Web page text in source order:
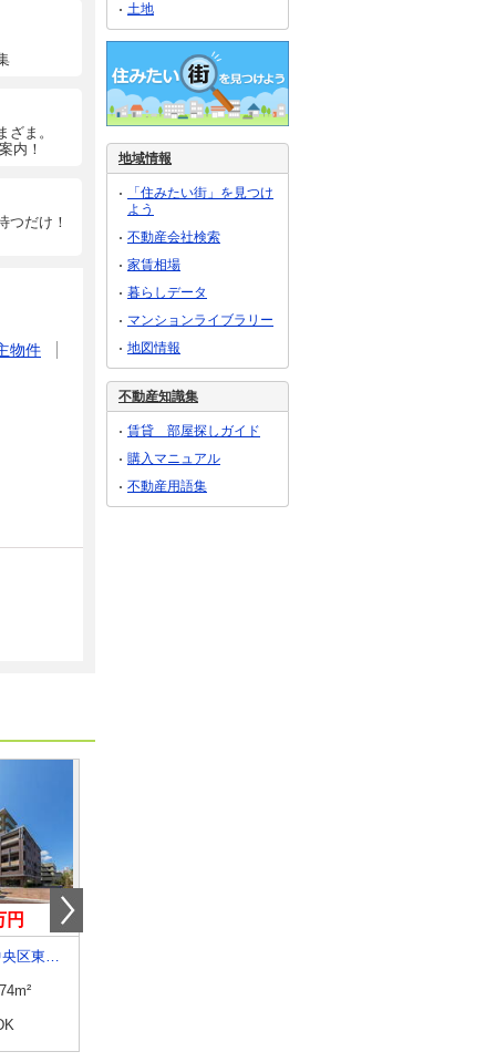
ま。
内！
つだけ！
物件
円
新潟県新潟市中央区東万代町
土地
地域情報
「住みたい街」を見つけ
よう
不動産会社検索
家賃相場
暮らしデータ
マンションライブラリー
地図情報
不動産知識集
賃貸 部屋探しガイド
購入マニュアル
不動産用語集